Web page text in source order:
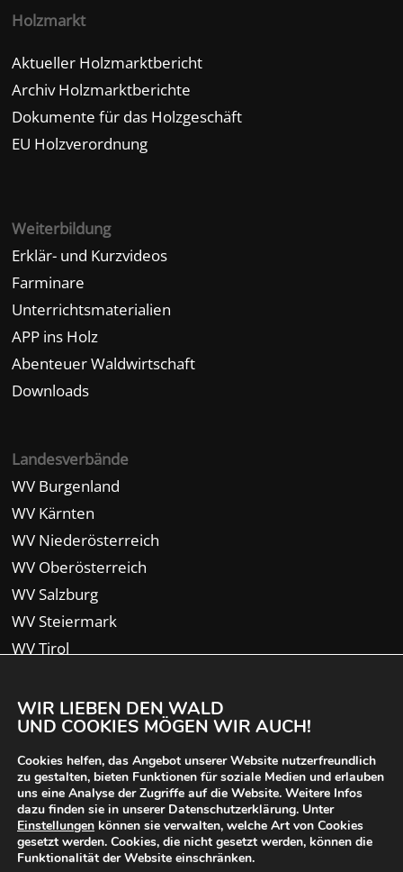
Holzmarkt
Aktueller Holzmarktbericht
Archiv Holzmarktberichte
Dokumente für das Holzgeschäft
EU Holzverordnung
Weiterbildung
Erklär- und Kurzvideos
Farminare
Unterrichtsmaterialien
APP ins Holz
Abenteuer Waldwirtschaft
Downloads
Landesverbände
WV Burgenland
WV Kärnten
WV Niederösterreich
WV Oberösterreich
WV Salzburg
WV Steiermark
WV Tirol
WIR LIEBEN DEN WALD
UND COOKIES MÖGEN WIR AUCH!
Cookies helfen, das Angebot unserer Website nutzerfreundlich
zu gestalten, bieten Funktionen für soziale Medien und erlauben
uns eine Analyse der Zugriffe auf die Website. Weitere Infos
dazu finden sie in unserer Datenschutzerklärung. Unter
Einstellungen können sie verwalten, welche Art von Cookies
gesetzt werden. Cookies, die nicht gesetzt werden, können die
Funktionalität der Website einschränken.